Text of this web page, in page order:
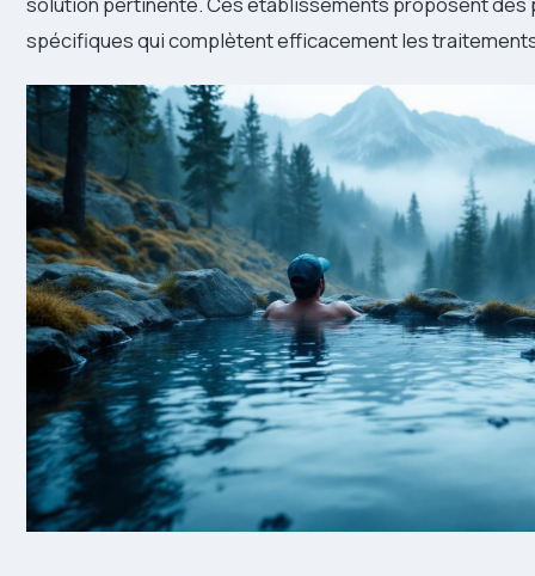
spécifiques qui complètent efficacement les